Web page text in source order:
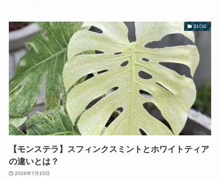
BLOG
【モンステラ】スフィンクスミントとホワイトティア
の違いとは？
2026年7月15日